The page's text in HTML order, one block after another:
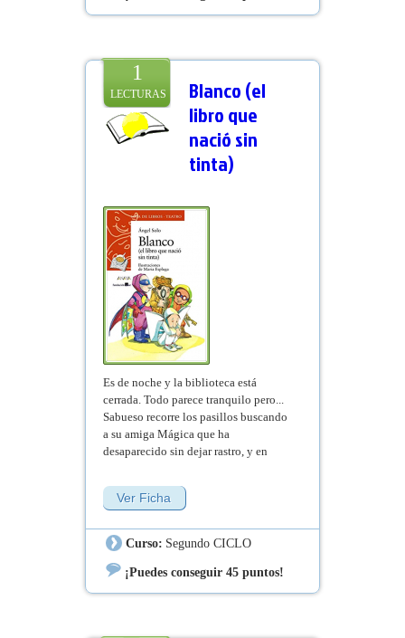
1
LECTURAS
Blanco (el
libro que
nació sin
tinta)
Es de noche y la biblioteca está
cerrada. Todo parece tranquilo pero...
Sabueso recorre los pasillos buscando
a su amiga Mágica que ha
desaparecido sin dejar rastro, y en
encuentra un libro muy especial.
Distinto. No tiene ni una sola palabra,
números de las páginas. Nada. Solo es
un libro en blanco.
Ver Ficha
Curso: Segundo CICLO
¡Puedes conseguir 45 puntos!